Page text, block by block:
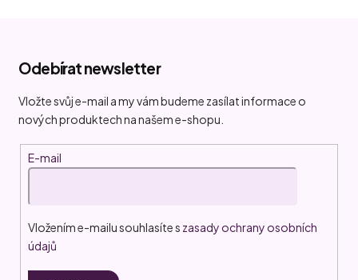
Odebírat newsletter
Vložte svůj e-mail a my vám budeme zasílat informace o
nových produktech na našem e-shopu.
E-mail
Vložením e-mailu souhlasíte s zasady ochrany osobních
údajů